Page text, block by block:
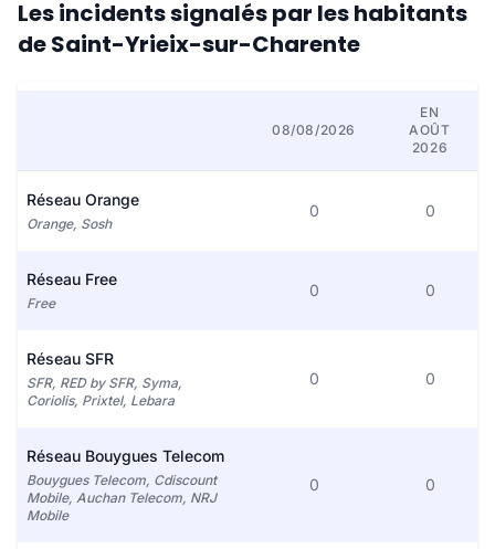
Les incidents signalés par les habitants
de Saint-Yrieix-sur-Charente
08/08/2026
EN
AOÛT
2026
Réseau Orange
Orange, Sosh
0 0
Réseau Free
Free
0 0
Réseau SFR
SFR, RED by SFR, Syma,
Coriolis, Prixtel, Lebara
0 0
Réseau Bouygues Telecom
Bouygues Telecom, Cdiscount
Mobile, Auchan Telecom, NRJ
Mobile
0 0